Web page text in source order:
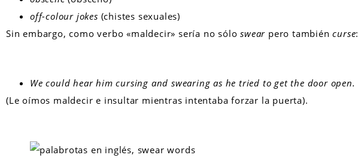
off-colour jokes (chistes sexuales)
Sin embargo, como verbo «maldecir» sería no sóloswear pero tambiéncurse:
We could hear him cursing and swearing as he tried to get the door open.
(Le oímos maldecir e insultar mientras intentaba forzar la puerta).